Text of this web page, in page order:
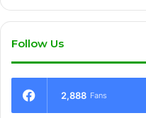
Follow Us
2,888 Fans